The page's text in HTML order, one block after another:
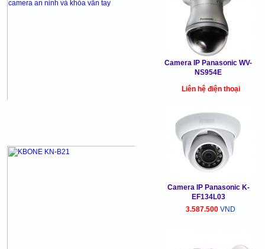
Camera IP Panasonic WV-
NS954E
Liên hệ điện thoại
Camera IP Panasonic K-
EF134L03
3.587.500 VND